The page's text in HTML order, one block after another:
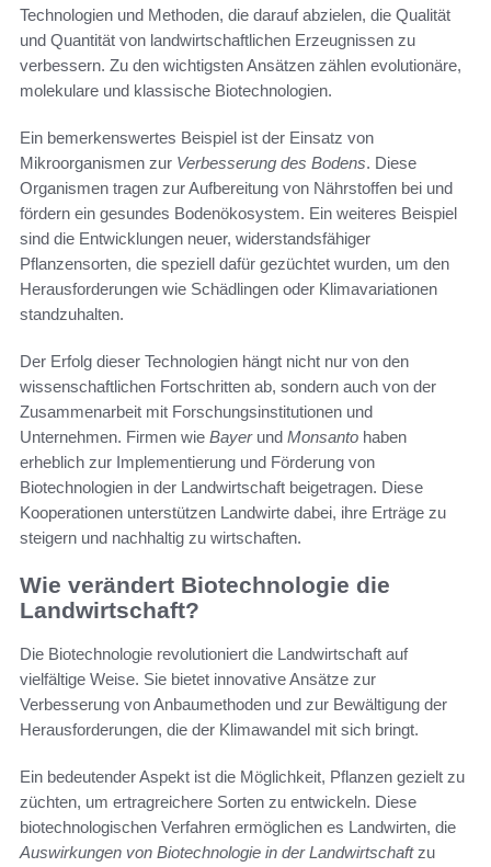
Technologien und Methoden, die darauf abzielen, die Qualität
und Quantität von landwirtschaftlichen Erzeugnissen zu
verbessern. Zu den wichtigsten Ansätzen zählen evolutionäre,
molekulare und klassische Biotechnologien.
Ein bemerkenswertes Beispiel ist der Einsatz von
Mikroorganismen zur Verbesserung des Bodens. Diese
Organismen tragen zur Aufbereitung von Nährstoffen bei und
fördern ein gesundes Bodenökosystem. Ein weiteres Beispiel
sind die Entwicklungen neuer, widerstandsfähiger
Pflanzensorten, die speziell dafür gezüchtet wurden, um den
Herausforderungen wie Schädlingen oder Klimavariationen
standzuhalten.
Der Erfolg dieser Technologien hängt nicht nur von den
wissenschaftlichen Fortschritten ab, sondern auch von der
Zusammenarbeit mit Forschungsinstitutionen und
Unternehmen. Firmen wie Bayerund Monsanto haben
erheblich zur Implementierung und Förderung von
Biotechnologien in der Landwirtschaft beigetragen. Diese
Kooperationen unterstützen Landwirte dabei, ihre Erträge zu
steigern und nachhaltig zu wirtschaften.
Wie verändert Biotechnologie die
Landwirtschaft?
Die Biotechnologie revolutioniert die Landwirtschaft auf
vielfältige Weise. Sie bietet innovative Ansätze zur
Verbesserung von Anbaumethoden und zur Bewältigung der
Herausforderungen, die der Klimawandel mit sich bringt.
Ein bedeutender Aspekt ist die Möglichkeit, Pflanzen gezielt zu
züchten, um ertragreichere Sorten zu entwickeln. Diese
biotechnologischen Verfahren ermöglichen es Landwirten, die
Auswirkungen von Biotechnologie in der Landwirtschaftzu